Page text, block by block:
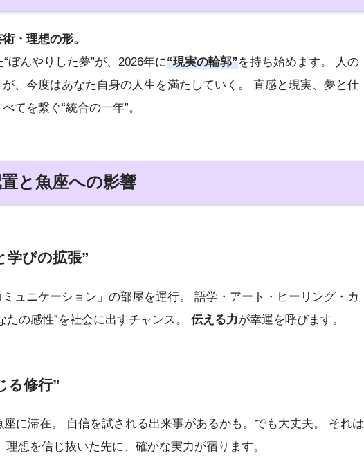
・理想の形。
ぼんやりした夢”が、2026年に“現実の輪郭”を持ち始めます。 人の
、今度はあなた自身の人生を満たしていく。 直感と現実、夢と仕
を繋ぐ“統合の一年”。
と魚座への影響
学びの拡張”
ュニケーション」の部屋を運行。 語学・アート・ヒーリング・カ
たの感性”を社会に出すチャンス。 伝える力が幸運を呼びます。
る修行”
に滞在。 自信を試される出来事があるかも。でも大丈夫。 それは
理想を信じ抜いた先に、確かな実力が宿ります。